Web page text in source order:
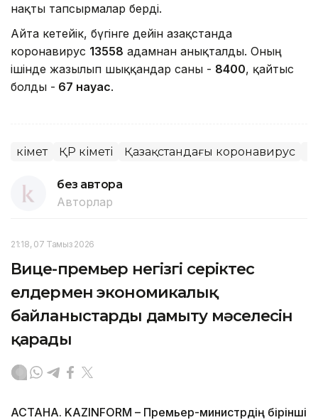
нақты тапсырмалар берді.
Айта кетейік, бүгінге дейін Қазақстанда
коронавирус 13558 адамнан анықталды. Оның
ішінде жазылып шыққандар саны - 8400, қайтыс
болды - 67 науқас.
Үкімет ҚР Үкіметі Қазақстандағы коронавирус
без автора
Авторлар
21:18, 07 Тамыз 2026
Вице-премьер негізгі серіктес
елдермен экономикалық
байланыстарды дамыту мәселесін
қарады
АСТАНА. KAZINFORM – Премьер-министрдің бірінші